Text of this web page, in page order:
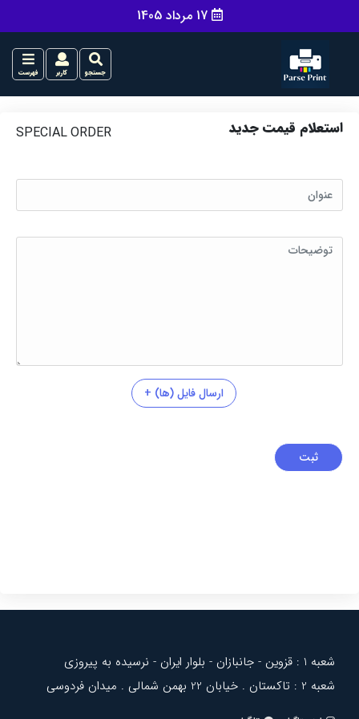
17 مرداد 1405
جستجو کاربر فهرست
استعلام قیمت جدید SPECIAL ORDER
ارسال فایل (ها) +
ثبت
شعبه 1 : قزوین - جانبازان - بلوار ایران - نرسیده به پیروزی
شعبه 2 : تاکستان . خیابان 22 بهمن شمالی . میدان فردوسی